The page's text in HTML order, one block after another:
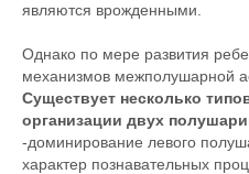
являются врожденными.
Однако по мере развития
механизмов межполушарной
Существует несколько
организации двух
-доминирование левого
характер познавательных